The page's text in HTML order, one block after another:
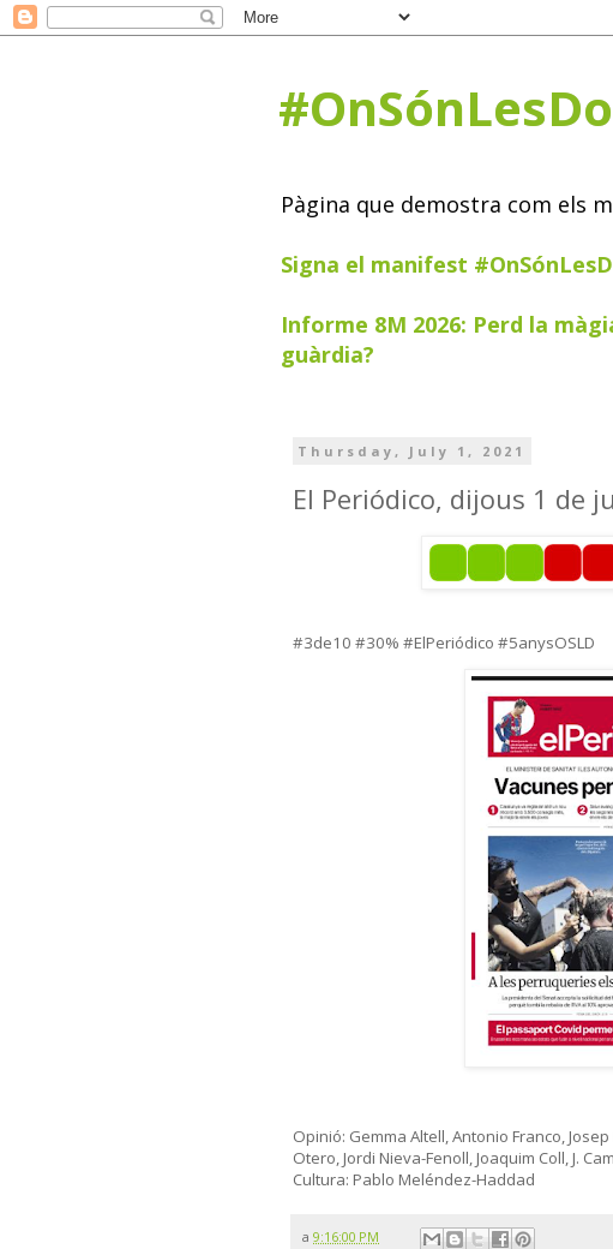
Pàgina que demostra com els
Signa el manifest
Informe 8M 2026: Perd la
guàrdia?
Thursday, July 1, 2021
El Periódico, dijous 1 de
#3de10 #30% #ElPeriódico #5anysOSLD
Opinió: Gemma Altell, Antonio Franco,
Otero, Jordi Nieva-Fenoll, Joaquim Coll, J.
Cultura: Pablo Meléndez-Haddad
a 9:16:00 PM